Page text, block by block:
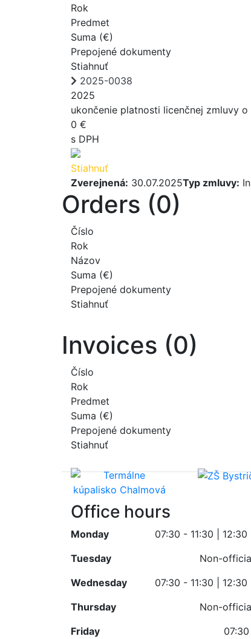
Rok
Predmet
Suma (€)
Prepojené dokumenty
Stiahnuť
2025-0038
2025
ukončenie platnosti licenčnej zmluvy
0 €
s DPH
Stiahnuť
Zverejnená: 30.07.2025Typ zmluvy:
Orders (0)
Číslo
Rok
Názov
Suma (€)
Prepojené dokumenty
Stiahnuť
Invoices (0)
Číslo
Rok
Predmet
Suma (€)
Prepojené dokumenty
Stiahnuť
Office hours
Monday
07:30 - 11:30 | 12:30
Tuesday
Non-
Wednesday
07:30 - 11:30 | 12:30
Thursday
Non-
Friday